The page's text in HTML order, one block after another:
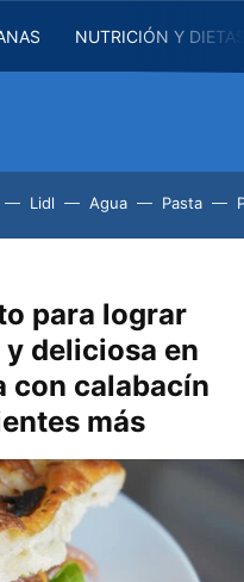
NUTRICIÓN Y
Lidl Agua Pasta
para lograr
deliciosa en
con calabacín
más